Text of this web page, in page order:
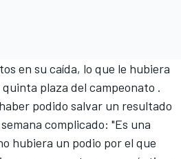
en su caída, lo que le hubiera
plaza del campeonato .
podido salvar un resultado
complicado: "Es una
hubiera un podio por el que